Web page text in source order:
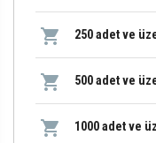
250 adet ve
500 adet ve
1000 adet ve